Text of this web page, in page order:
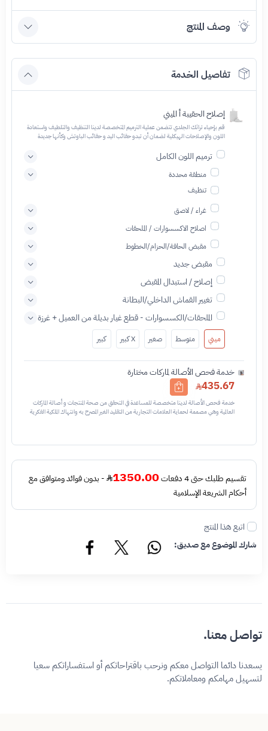
وصف المنتج
تفاصيل الخدمة
إصلاح الحقيبة أ الميني
قم بإحياء تراثك الجلدي تتضمن عملية الترميم المتخصصة لدينا التنظيف والتلطيف واستعادة
اللون والإصلاحات الهيكلية لضمان أن تبدو حقائب اليد و حقائب الباوتش وكأنها جديدة
ترميم اللون الكامل
منطقة محددة
تنظيف
غراء / لاصق
اصلاح الاكسسوارات / الملحقات
مقبض الحافة/الحزام/الخطوط
مقبض جديد
إصلاح / استبدال المقبض
تغيير القماش الداخلي/البطانة
الملحقات/الكسسوارات - قطع غيار بديلة من العميل + غرزة
ميني متوسط صغير X كبير كبير
خدمة فحص الأصالة لماركات مختارة
435.67
خدمة فحص الأصالة لدينا متخصصة للمساعدة في التحقق من صحة المنتجات و أصالة الماركات
العالمية وهي مصممة لحماية العلامات التجارية من التقليد الغير المصرح به وانتهاك الملكية الفكرية
في القطعه
تقسيم طلبك حتى 4 دفعات 1350.00
- بدون فوائد ومتوافق مع
أحكام الشريعة الإسلامية
اتبع هذا المنتج
شارك الموضوع مع صديق:
تواصل معنا.
يسعدنا دائما التواصل معكم ونرحب باقتراحاتكم أو استفساراتكم سعيا
لتسهيل مهامكم ومعاملاتكم.